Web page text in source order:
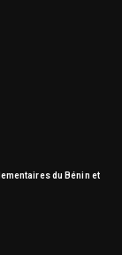
du Bénin et